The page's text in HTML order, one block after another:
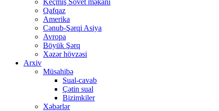
Keçmiş Sovet məkanı
Qafqaz
Amerika
Cənub-Şərqi Asiya
Avropa
Böyük Şərq
Xəzər hövzəsi
Arxiv
Müsahibə
Sual-cavab
Çətin sual
Bizimkiler
Xəbərlər